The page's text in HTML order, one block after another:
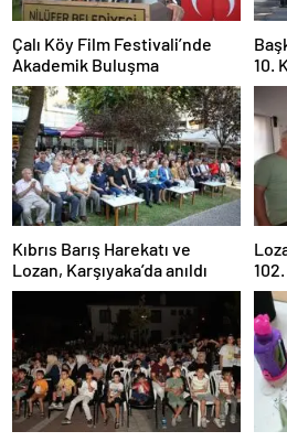
Çalı Köy Film Festivali’nde
Akademik Buluşma
10.
Kıbrıs Barış Harekatı ve
Lozan, Karşıyaka’da anıldı